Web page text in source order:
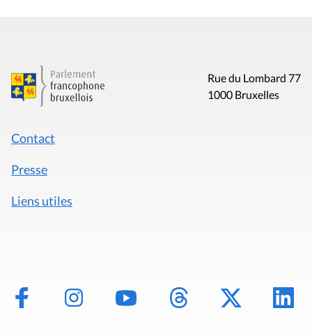
Rue du Lombard 77
1000 Bruxelles
Contact
Presse
Liens utiles